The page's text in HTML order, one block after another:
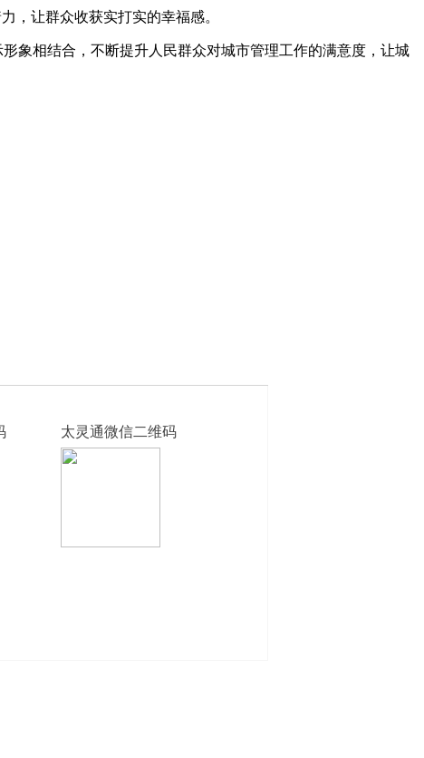
，让群众收获实打实的幸福感。
象相结合，不断提升人民群众对城市管理工作的满意度，让城
太灵通微信二维码